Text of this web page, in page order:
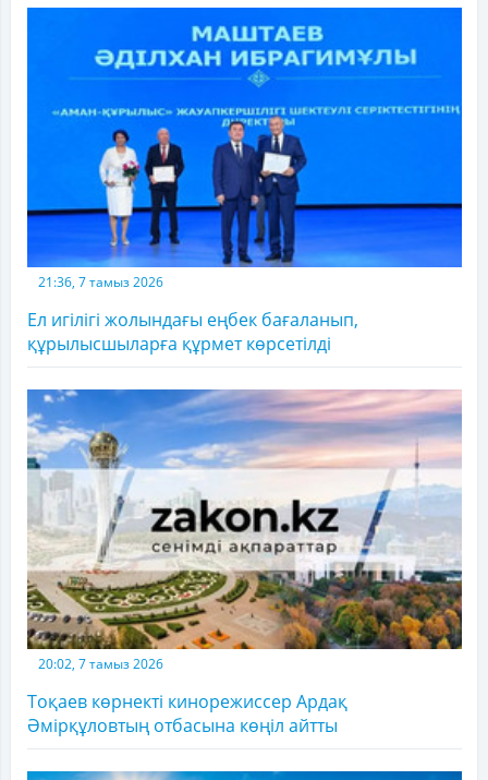
21:36, 7 тамыз 2026
Ел игілігі жолындағы еңбек бағаланып,
құрылысшыларға құрмет көрсетілді
20:02, 7 тамыз 2026
Тоқаев көрнекті кинорежиссер Ардақ
Әмірқұловтың отбасына көңіл айтты